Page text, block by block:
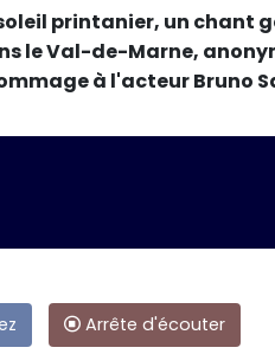
printanier, un chant
le Val-de-Marne,
à l'acteur Bruno
Arrête d'écouter